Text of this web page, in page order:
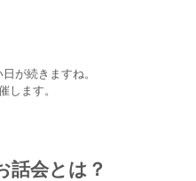
が続きますね。
します。
話会とは？